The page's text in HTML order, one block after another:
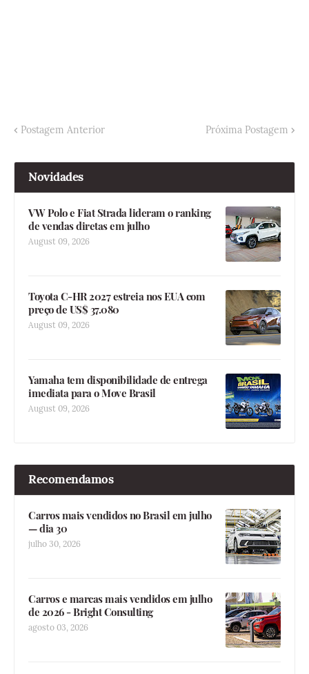
Postagem Anterior Próxima Postagem
Novidades
VW Polo e Fiat Strada lideram o ranking
de vendas diretas em julho
August 09, 2026
Toyota C-HR 2027 estreia nos EUA com
preço de US$ 37.080
August 09, 2026
Yamaha tem disponibilidade de entrega
imediata para o Move Brasil
August 09, 2026
Recomendamos
Carros mais vendidos no Brasil em julho
— dia 30
julho 30, 2026
Carros e marcas mais vendidos em julho
de 2026 - Bright Consulting
agosto 03, 2026